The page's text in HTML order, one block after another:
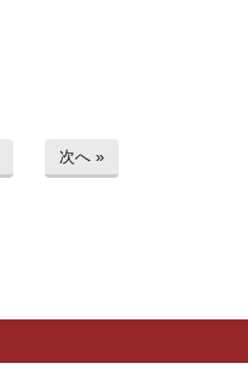
次へ »